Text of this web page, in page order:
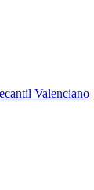
Valenciano